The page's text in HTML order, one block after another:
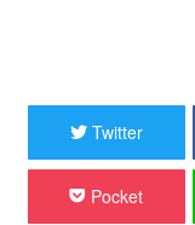
Twitter
Pocket